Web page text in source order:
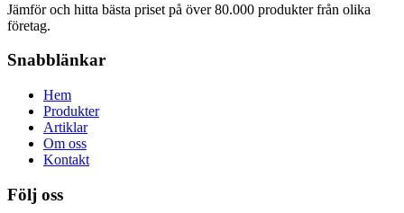
Jämför och hitta bästa priset på över 80.000 produkter från olika
företag.
Snabblänkar
Hem
Produkter
Artiklar
Om oss
Kontakt
Följ oss